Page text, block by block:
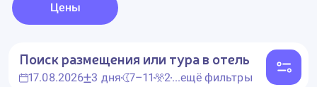
Цены
Поиск размещения или тура в отель
17.08.2026 3 дня 7–11 2...ещё фильтры